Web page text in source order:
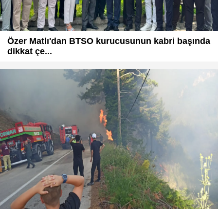
Özer Matlı'dan BTSO kurucusunun kabri başında
dikkat çe...